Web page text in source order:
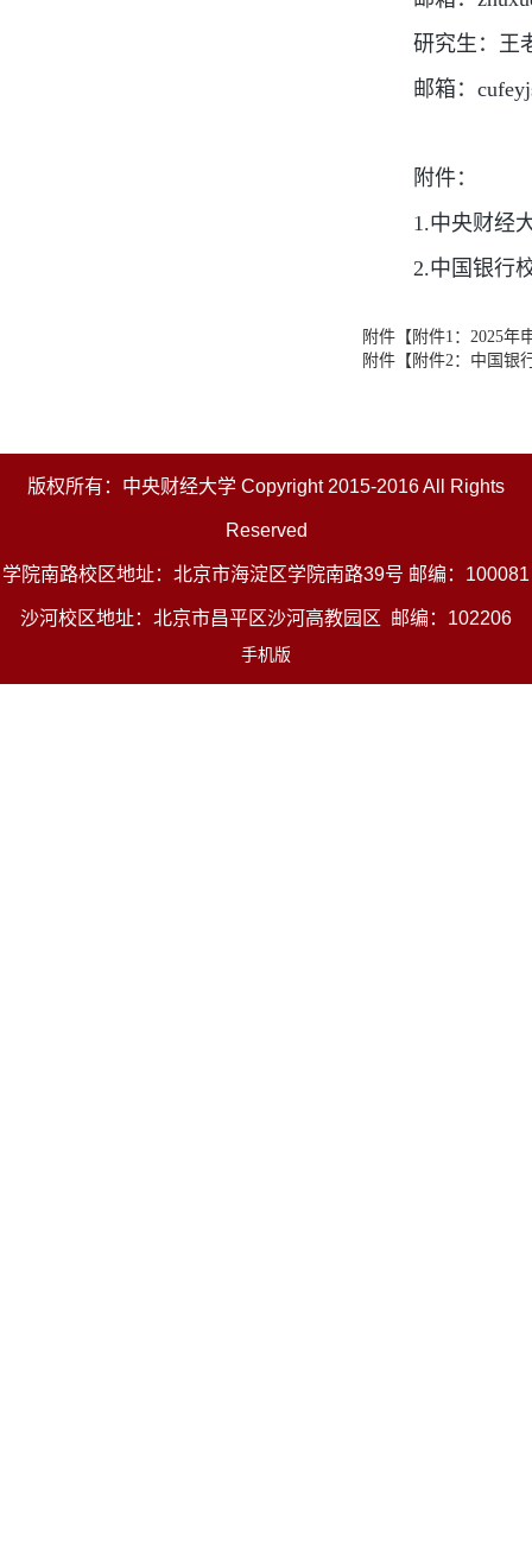
研究生：王
邮箱：
附件：
1.中央财经
2.中国银行
附件【 附件1：2025年
附件【 附件2：中国银
版权所有：中央财经大学 Copyright 2015-2016 All Rights
Reserved
学院南路校区地址：北京市海淀区学院南路39号 邮编：100081
沙河校区地址：北京市昌平区沙河高教园区 邮编：102206
手机版